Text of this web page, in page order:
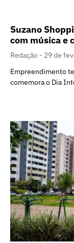
Suzano
com música e
Redação
29 de
Empreendimento
comemora o Dia